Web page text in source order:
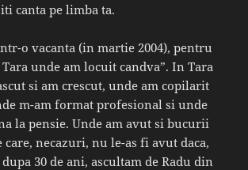
canta pe limba ta.
o vacanta (in martie 2004), pentru
unde am locuit candva”. In Tara
si am crescut, unde am copilarit
m-am format profesional si unde
la pensie. Unde am avut si bucurii
care, necazuri, nu le-as fi avut daca,
30 de ani, ascultam de Radu din